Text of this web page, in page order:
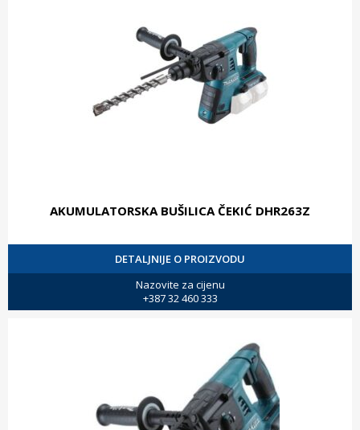
AKUMULATORSKA BUŠILICA ČEKIĆ DHR263Z
DETALJNIJE O PROIZVODU
Nazovite za cijenu
+387 32 460 333